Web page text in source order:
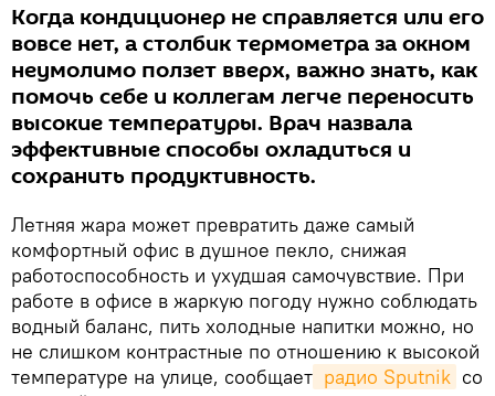
Когда кондиционер не справляется или его
вовсе нет, а столбик термометра за окном
неумолимо ползет вверх, важно знать, как
помочь себе и коллегам легче переносить
высокие температуры. Врач назвала
эффективные способы охладиться и
сохранить продуктивность.
Летняя жара может превратить даже самый
комфортный офис в душное пекло, снижая
работоспособность и ухудшая самочувствие. При
работе в офисе в жаркую погоду нужно соблюдать
водный баланс, пить холодные напитки можно, но
не слишком контрастные по отношению к высокой
температуре на улице, сообщает радио Sputnik со